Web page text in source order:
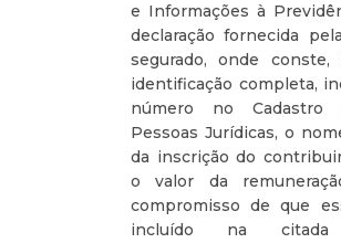
e Informações à
declaração fornecida
segurado, onde
identificação completa,
número no Cadastro
Pessoas Jurídicas, o
da inscrição do
o valor da
compromisso de que
incluído na